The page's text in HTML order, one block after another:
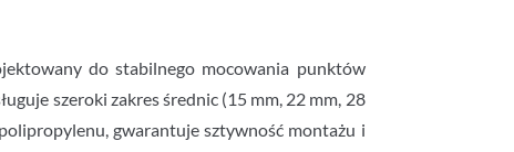
do stabilnego mocowania punktów
szeroki zakres średnic (15 mm, 22 mm, 28
gwarantuje sztywność montażu i